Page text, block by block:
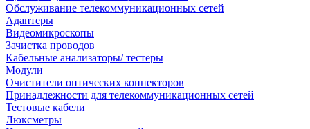
Обслуживание телекоммуникационных сетей
Адаптеры
Видеомикроскопы
Зачистка проводов
Кабельные анализаторы/ тестеры
Модули
Очистители оптических коннекторов
Принадлежности для телекоммуникационных сетей
Тестовые кабели
Люксметры